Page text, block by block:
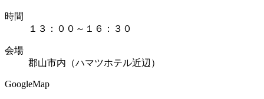
時間
１３：００～１６：３０
会場
郡山市内（ハマツホテル近辺）
GoogleMap